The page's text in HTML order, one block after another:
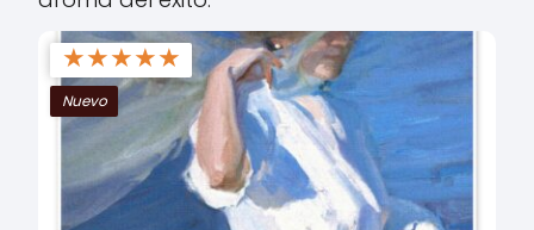
★★★★★
Nuevo